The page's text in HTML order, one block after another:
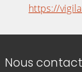
https://
Nous